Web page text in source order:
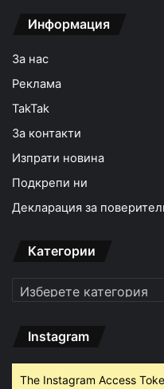
Информация
За нас
Реклама
TakTak
За контакти
Изпрати новина
Подкрепи ни
Декларация за
Категории
Категории
Instagram
The Instagram Access